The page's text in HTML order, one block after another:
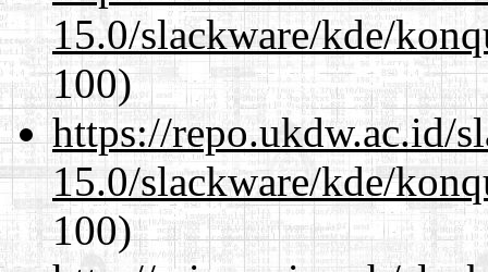
15.0/slackware/kde/
100)
https://repo.ukdw.ac.id/
15.0/slackware/kde/
100)